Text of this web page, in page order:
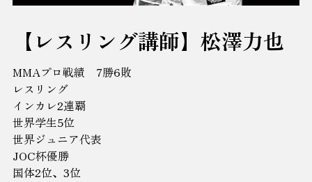
【レスリング講師】松澤力也
MMAプロ戦績 7勝6敗
レスリング
インカレ2連覇
世界学生5位
世界ジュニア代表
JOC杯優勝
国体2位、3位